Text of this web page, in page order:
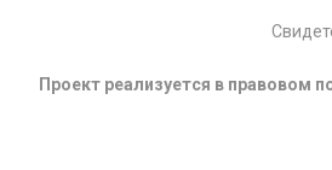
Проект реализуется в правовом